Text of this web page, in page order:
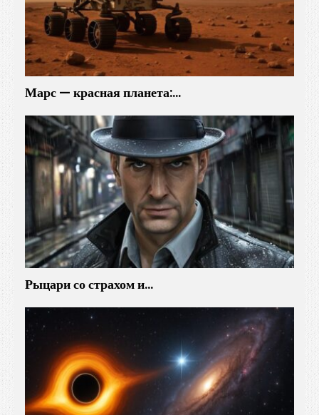
Марс — красная планета:…
Рыцари со страхом и…